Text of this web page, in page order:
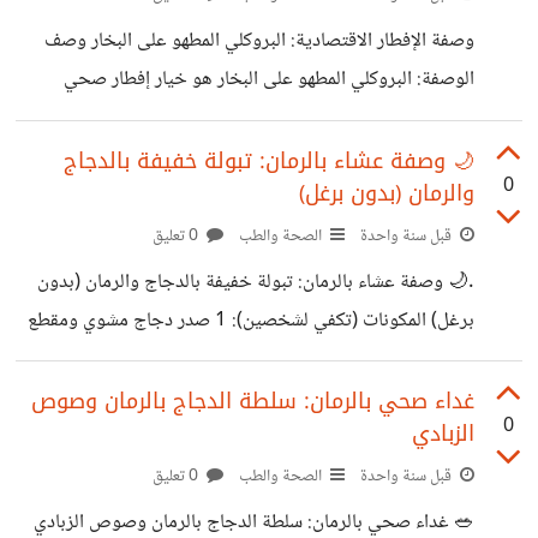
بني أو كينوا (مطبوخ) فص ثوم مهروس ملعقة زيت زيتون بكر
وصفة الإفطار الاقتصادية: البروكلي المطهو على البخار وصف
الوصفة: البروكلي المطهو على البخار هو خيار إفطار صحي
واقتصادي جدًا. يُعد بسهولة في دقائق، ويمكن تقديمه مع بيضة
مسلوقة أو شرائح أفوكادو لزيادة القيمة الغذائية. لا يحتاج إلى
زيوت مقلية، مما يجعله مناسبًا للحميات القليلة الدسم. الفوائد
الصحية: غني بمضادات الأكسدة: يحتوي على مركبات تساعد في
محاربة الالتهابات. مصدر ممتاز لفيتامين C وK: يعزز مناعة
الجسم وصحة العظام. يدعم صحة الجهاز الهضمي: بسبب
الدم: مناسب لمرضى
0
🌙 وصفة عشاء بالرمان: تبولة خفيفة بالدجاج
والرمان (بدون برغل)
قبل سنة واحدة الصحة والطب
.🌙 وصفة عشاء بالرمان: تبولة خفيفة بالدجاج والرمان (بدون
برغل) المكونات (تكفي لشخصين): 1 صدر دجاج مشوي ومقطع
مكعبات صغيرة 1 كوب بقدونس مفروم 1/2 كوب حبّات رمان
طازجة 1/4 كوب نعناع مفروم 1/2 كوب طماطم مفرومة ناعم
وعاء كبير، اخلطي البقدونس والنعناع والطماطم والبصل. أضيفي
0
غداء صحي بالرمان: سلطة الدجاج بالرمان وصوص
الزبادي
قبل سنة واحدة الصحة والطب
🥗 غداء صحي بالرمان: سلطة الدجاج بالرمان وصوص الزبادي